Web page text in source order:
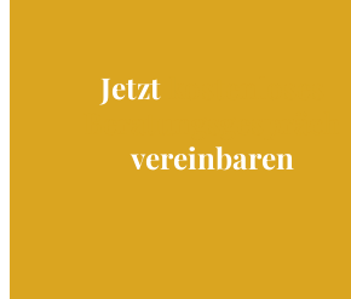
Jetzt
vereinbaren